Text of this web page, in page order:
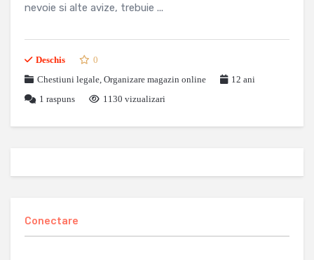
nevoie si alte avize, trebuie ...
Deschis
0
Chestiuni legale, Organizare magazin online
12 ani
1 raspuns 1130 vizualizari
Conectare